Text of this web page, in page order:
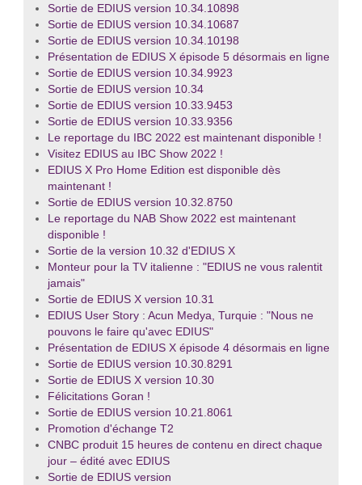
Sortie de EDIUS version 10.34.10898
Sortie de EDIUS version 10.34.10687
Sortie de EDIUS version 10.34.10198
Présentation de EDIUS X épisode 5 désormais en ligne
Sortie de EDIUS version 10.34.9923
Sortie de EDIUS version 10.34
Sortie de EDIUS version 10.33.9453
Sortie de EDIUS version 10.33.9356
Le reportage du IBC 2022 est maintenant disponible !
Visitez EDIUS au IBC Show 2022 !
EDIUS X Pro Home Edition est disponible dès
maintenant !
Sortie de EDIUS version 10.32.8750
Le reportage du NAB Show 2022 est maintenant
disponible !
Sortie de la version 10.32 d'EDIUS X
Monteur pour la TV italienne : "EDIUS ne vous ralentit
jamais"
Sortie de EDIUS X version 10.31
EDIUS User Story : Acun Medya, Turquie : "Nous ne
pouvons le faire qu'avec EDIUS"
Présentation de EDIUS X épisode 4 désormais en ligne
Sortie de EDIUS version 10.30.8291
Sortie de EDIUS X version 10.30
Félicitations Goran !
Sortie de EDIUS version 10.21.8061
Promotion d'échange T2
CNBC produit 15 heures de contenu en direct chaque
jour – édité avec EDIUS
Sortie de EDIUS version